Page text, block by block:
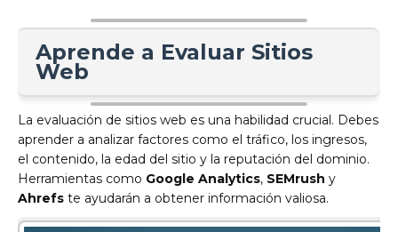
Aprende a Evaluar Sitios
Web
La evaluación de sitios web es una habilidad crucial. Debes
aprender a analizar factores como el tráfico, los ingresos,
el contenido, la edad del sitio y la reputación del dominio.
Herramientas como Google Analytics, SEMrush y
Ahrefs te ayudarán a obtener información valiosa.